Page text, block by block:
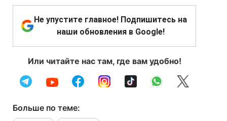
Не упустите главное! Подпишитесь на
наши обновления в Google!
Или читайте нас там, где вам удобно!
Больше по теме: